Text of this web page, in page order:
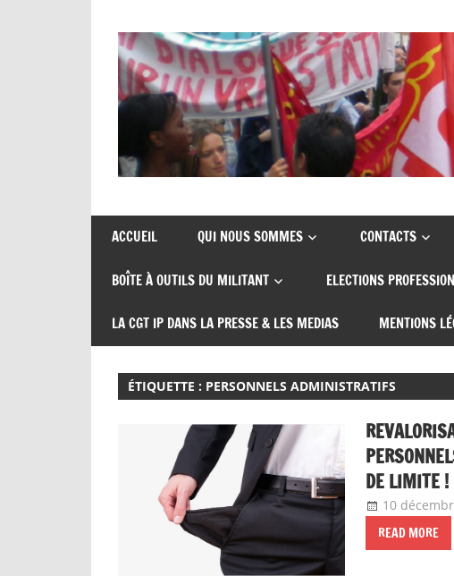
content
CGT
insertion
probation
de
syndicats
insertion
ACCUEIL QUI NOUS SOMMES CONTACTS
BOÎTE À OUTILS DU MILITANT ELECTIONS
LA CGT IP DANS LA PRESSE & LES MEDIAS MENTIONS
ÉTIQUETTE : PERSONNELS ADMINISTRATIFS
DE LIMITE !
10
READ MORE